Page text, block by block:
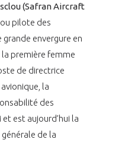
(Safran Aircraft
pilote des
envergure en
première femme
de directrice
la
des
est aujourd’hui la
de la